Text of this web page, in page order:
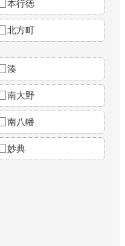
本行徳
北方町
湊
南大野
南八幡
妙典